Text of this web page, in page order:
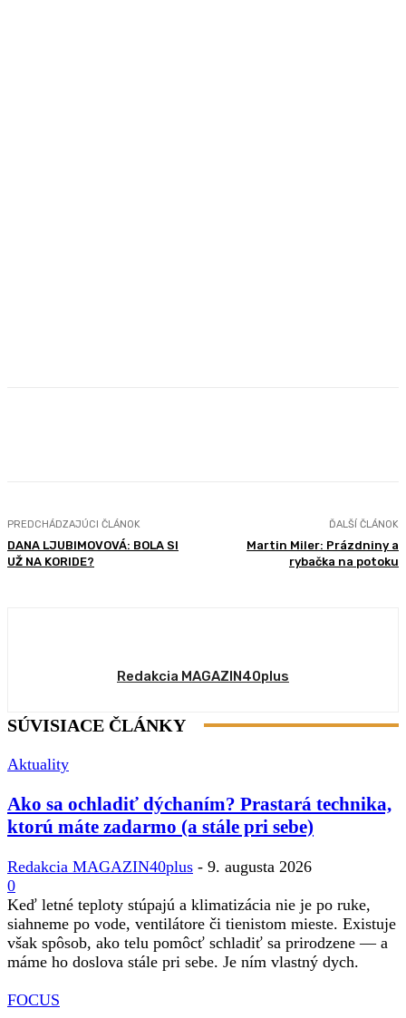
PREDCHÁDZAJÚCI ČLÁNOK
DANA LJUBIMOVOVÁ: BOLA SI
UŽ NA KORIDE?
ĎALŠÍ ČLÁNOK
Martin Miler: Prázdniny a
rybačka na potoku
Redakcia MAGAZIN40plus
SÚVISIACE ČLÁNKY
Aktuality
Ako sa ochladiť dýchaním? Prastará technika,
ktorú máte zadarmo (a stále pri sebe)
Redakcia MAGAZIN40plus - 9. augusta 2026
0
Keď letné teploty stúpajú a klimatizácia nie je po ruke,
siahneme po vode, ventilátore či tienistom mieste. Existuje
však spôsob, ako telu pomôcť schladiť sa prirodzene — a
máme ho doslova stále pri sebe. Je ním vlastný dych.
FOCUS